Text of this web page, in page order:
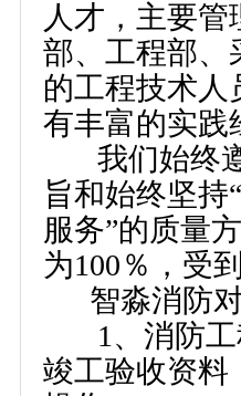
人才，主要
部、工程部、
的工程技术人
有丰富的实践
我们始终遵
旨和始终坚
服务”的质量
为100％，受
智淼消防对
1、消防工
竣工验收资料